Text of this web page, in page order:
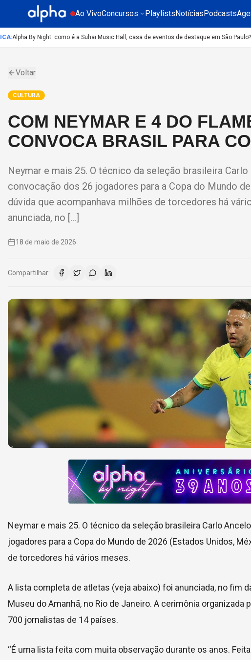
Ao VivoConcursos PlaylistsNotíciasPodcasts
:Alpha By Night: como é a Suhai Music Hall, casa de eventos de destaque em São Paulo?
Voltar
CULTURA
COM NEYMAR E 4 DO
CONVOCA BRASIL PARA
Neymar e mais 25. O técnico da seleção brasileira
convocação dos 26 jogadores para a Copa do Mundo
dúvida que acompanhava milhões de torcedores há
anunciada, no […]
18 de maio de 2026
Compartilhar:
Neymar e mais 25. O técnico da seleção brasileira Carlo
jogadores para a Copa do Mundo de 2026 (Estados Unidos,
de torcedores há vários meses.
A lista completa de atletas (veja abaixo) foi anunciada, no fim
Museu do Amanhã, no Rio de Janeiro. A cerimônia
700 jornalistas de 14 países.
“É uma lista feita com muita observação durante os anos.